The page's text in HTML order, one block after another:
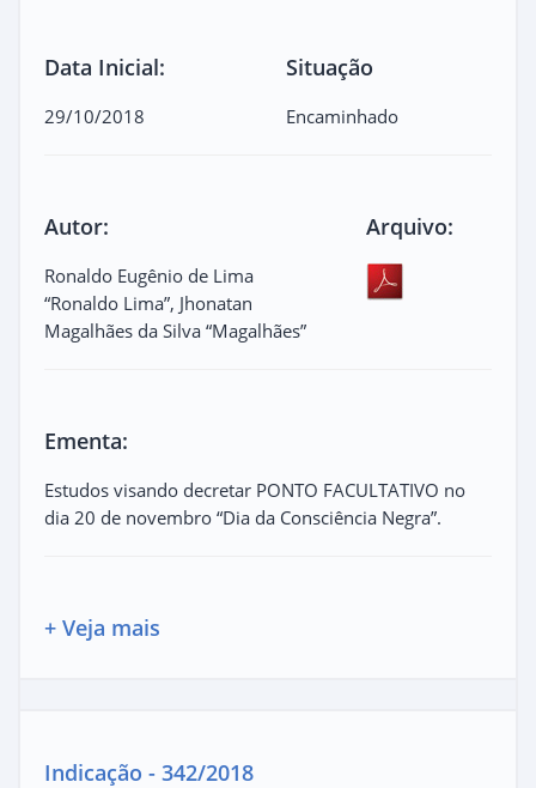
Data Inicial:
29/10/2018
Situação
Encaminhado
Autor:
Ronaldo Eugênio de Lima
“Ronaldo Lima”, Jhonatan
Magalhães da Silva “Magalhães”
Arquivo:
Ementa:
Estudos visando decretar PONTO FACULTATIVO no
dia 20 de novembro “Dia da Consciência Negra”.
+ Veja mais
Indicação - 342/2018